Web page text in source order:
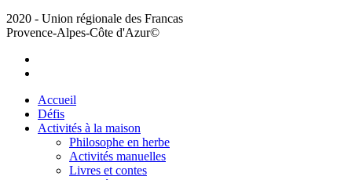
2020 - Union régionale des Francas
Provence-Alpes-Côte d'Azur©
Close
Menu
Accueil
Défis
Activités à la maison
Philosophe en herbe
Activités manuelles
Livres et contes